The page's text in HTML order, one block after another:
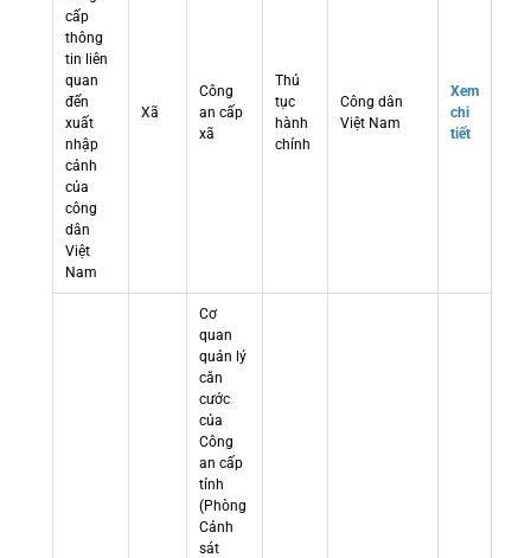
cấp
thông
tin liên
quan
đến
xuất
nhập
cảnh
của
công
dân
Việt
Nam
Xã
Công
an cấp
xã
Thủ
tục
hành
chính
Công dân
Việt Nam
Xem
chi
tiết
Cơ
quan
quản lý
căn
cước
của
Công
an cấp
tỉnh
(Phòng
Cảnh
sát